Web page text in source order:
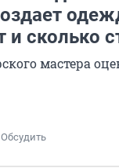
и сколько
мастера
Обсудить